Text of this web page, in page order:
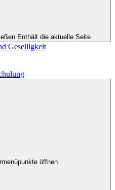
Enthält die aktuelle Seite
Geselligkeit
öffnen